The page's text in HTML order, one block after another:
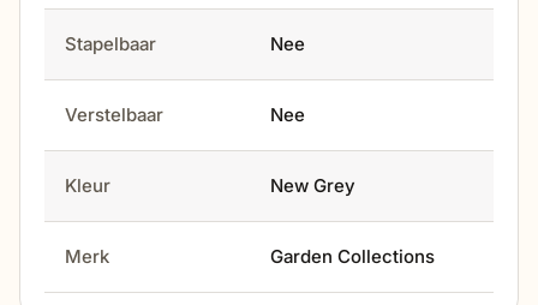
Stapelbaar Nee
Verstelbaar Nee
Kleur New Grey
Merk Garden Collections